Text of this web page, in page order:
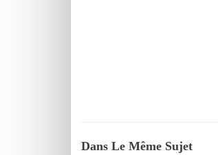
Dans Le Même Sujet